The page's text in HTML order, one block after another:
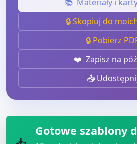
📚 Materiały i
🔒 Skopiuj do
🔒 Pobierz
❤️ Zapisz na
📤
Gotowe szablony